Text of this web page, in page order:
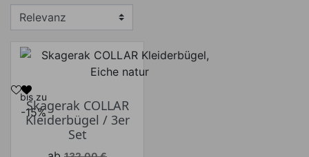
bis zu
-15%
Skagerak COLLAR
Kleiderbügel / 3er
Set